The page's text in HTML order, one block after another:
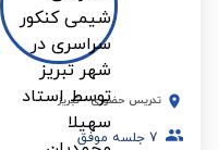
تدریس حضوری - تبریز
7 جلسه موفق